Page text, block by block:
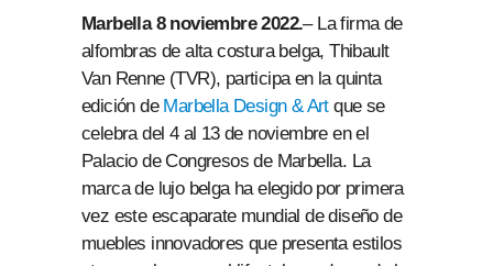
Marbella 8 noviembre 2022.– La firma de
alfombras de alta costura belga, Thibault
Van Renne (TVR), participa en la quinta
edición de Marbella Design & Artque se
celebra del 4 al 13 de noviembre en el
Palacio de Congresos de Marbella. La
marca de lujo belga ha elegido por primera
vez este escaparate mundial de diseño de
muebles innovadores que presenta estilos